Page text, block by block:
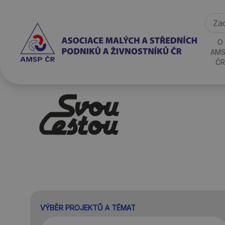
O
ČR
VÝBĚR PROJEKTŮ A TÉMAT